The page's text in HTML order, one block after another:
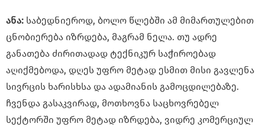
ანა: საბედნიეროდ, ბოლო წლებში ამ მიმართულებით
ცნობიერება იზრდება, მაგრამ ნელა. თუ ადრე
განათება ძირითადად ტექნიკურ საჭიროებად
აღიქმებოდა, დღეს უფრო მეტად ესმით მისი გავლენა
სივრცის ხარისხსა და ადამიანის გამოცდილებაზე.
ჩვენდა გასაკვირად, მოთხოვნა საცხოვრებელ
სექტორში უფრო მეტად იზრდება, ვიდრე კომერციულ